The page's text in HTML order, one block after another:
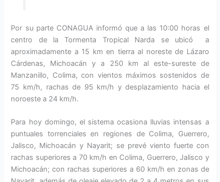
Por su parte CONAGUA informó que a las 10:00 horas el
centro de la Tormenta Tropical Narda se ubicó a
aproximadamente a 15 km en tierra al noreste de Lázaro
Cárdenas, Michoacán y a 250 km al este-sureste de
Manzanillo, Colima, con vientos máximos sostenidos de
75 km/h, rachas de 95 km/h y desplazamiento hacia el
noroeste a 24 km/h.
Para hoy domingo, el sistema ocasiona lluvias intensas a
puntuales torrenciales en regiones de Colima, Guerrero,
Jalisco, Michoacán y Nayarit; se prevé viento fuerte con
rachas superiores a 70 km/h en Colima, Guerrero, Jalisco y
Michoacán; con rachas superiores a 60 km/h en zonas de